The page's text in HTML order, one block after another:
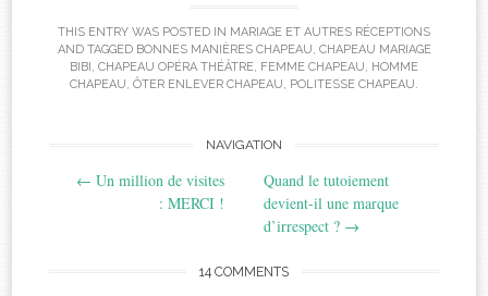
THIS ENTRY WAS POSTED IN MARIAGE ET AUTRES RÉCEPTIONS
AND TAGGED BONNES MANIÈRES CHAPEAU, CHAPEAU MARIAGE
BIBI, CHAPEAU OPÉRA THÉÂTRE, FEMME CHAPEAU, HOMME
CHAPEAU, ÔTER ENLEVER CHAPEAU, POLITESSE CHAPEAU.
navigation
NAVIGATION
← Un million de visites
: MERCI !
Quand le tutoiement
devient-il une marque
d’irrespect ? →
14 COMMENTS